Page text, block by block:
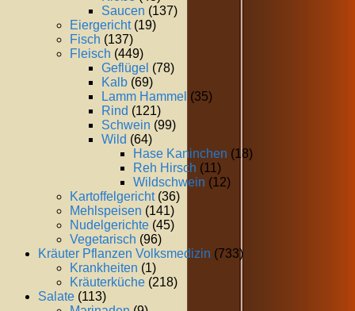
Saucen (137)
Eiergericht(19)
Fisch (137)
Fleisch (449)
Geflügel (78)
Kalb (69)
Lamm Hammel (35)
Rind (121)
Schwein (99)
Wild (64)
Hase Kaninchen (18)
Reh Hirsch (11)
Wildschwein (12)
Kartoffelgericht(36)
Mehlspeisen (141)
Nudelgerichte (45)
Vegetarisch (96)
Kräuter Pflanzen Volksmedizin (733)
Krankheiten (1)
Kräuterküche (218)
Salate (113)